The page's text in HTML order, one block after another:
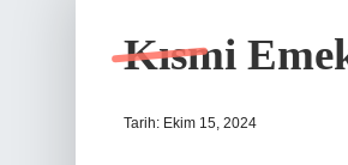
Kısmi
Tarih: Ekim 15, 2024